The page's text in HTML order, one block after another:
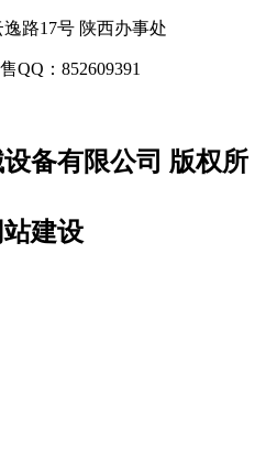
路17号 陕西办事处
QQ：852609391
备有限公司 版权所
建设